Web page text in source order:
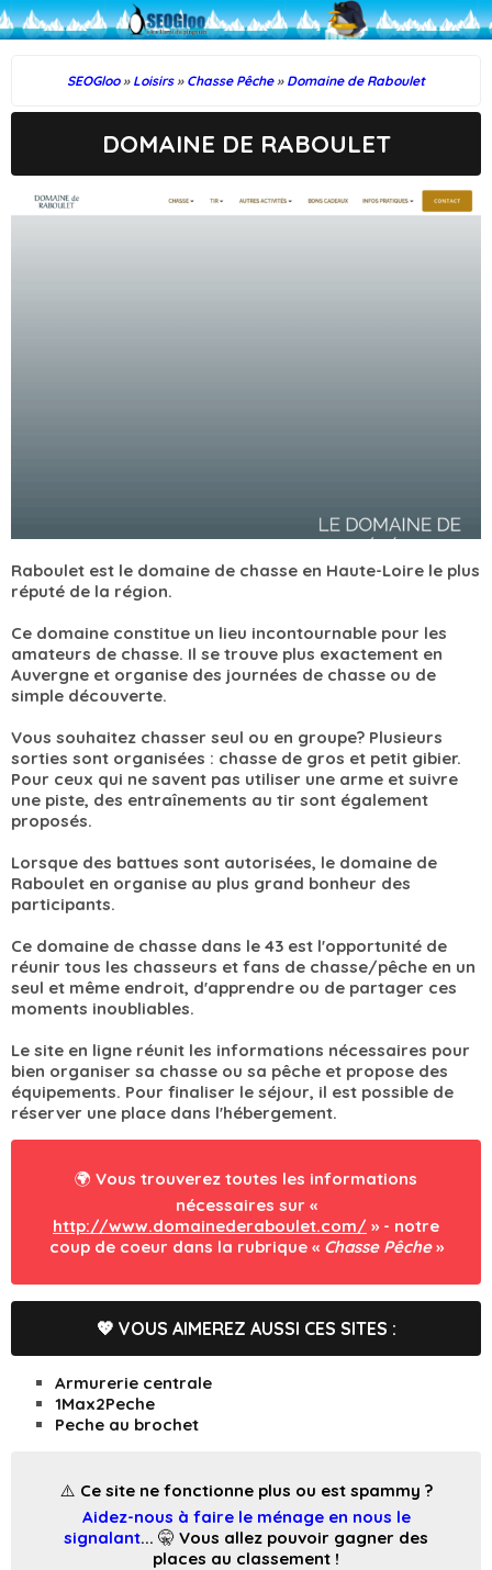
SEOGloo » Loisirs » Chasse Pêche » Domaine de Raboulet
DOMAINE DE RABOULET
Raboulet est le domaine de chasse en Haute-Loire le plus
réputé de la région.
Ce domaine constitue un lieu incontournable pour les
amateurs de chasse. Il se trouve plus exactement en
Auvergne et organise des journées de chasse ou de
simple découverte.
Vous souhaitez chasser seul ou en groupe? Plusieurs
sorties sont organisées : chasse de gros et petit gibier.
Pour ceux qui ne savent pas utiliser une arme et suivre
une piste, des entraînements au tir sont également
proposés.
Lorsque des battues sont autorisées, le domaine de
Raboulet en organise au plus grand bonheur des
participants.
Ce domaine de chasse dans le 43 est l'opportunité de
réunir tous les chasseurs et fans de chasse/pêche en un
seul et même endroit, d'apprendre ou de partager ces
moments inoubliables.
Le site en ligne réunit les informations nécessaires pour
bien organiser sa chasse ou sa pêche et propose des
équipements. Pour finaliser le séjour, il est possible de
réserver une place dans l'hébergement.
🌍 Vous trouverez toutes les informations
nécessaires sur «
http://www.domainederaboulet.com/ » - notre
coup de coeur dans la rubrique « Chasse Pêche»
💖 VOUS AIMEREZ AUSSI CES SITES :
Armurerie centrale
1Max2Peche
Peche au brochet
⚠️ Ce site ne fonctionne plus ou est spammy ?
Aidez-nous à faire le ménage en nous le
signalant... 🤫 Vous allez pouvoir gagner des
places au classement !